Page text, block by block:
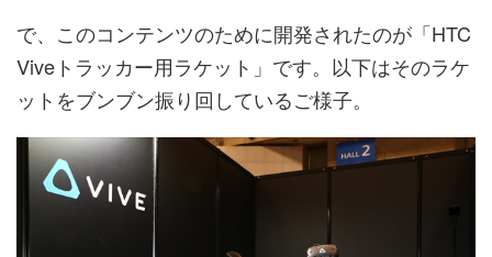
で、このコンテンツのために開発されたのが「HTC
Viveトラッカー用ラケット」です。以下はそのラケ
ットをブンブン振り回しているご様子。